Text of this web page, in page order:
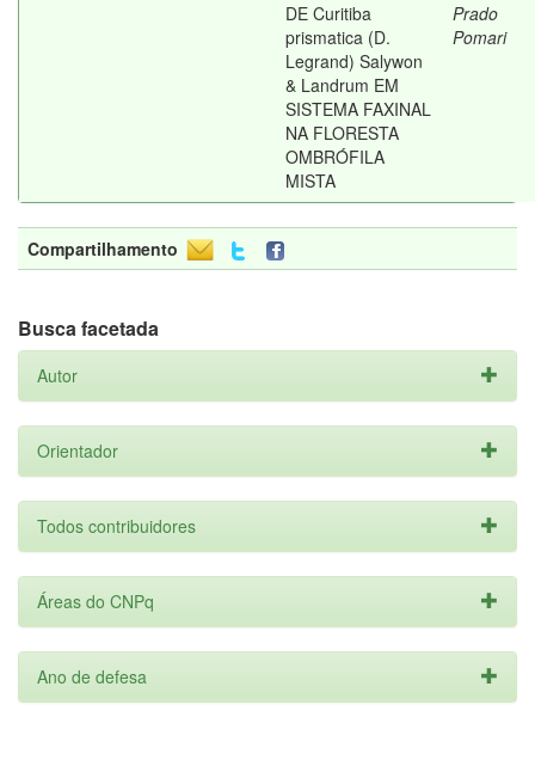
DE Curitiba
prismatica (D.
Legrand) Salywon
& Landrum EM
SISTEMA FAXINAL
NA FLORESTA
OMBRÓFILA
MISTA
Prado
Pomari
Compartilhamento
Busca facetada
Autor
Orientador
Todos contribuidores
Áreas do CNPq
Ano de defesa